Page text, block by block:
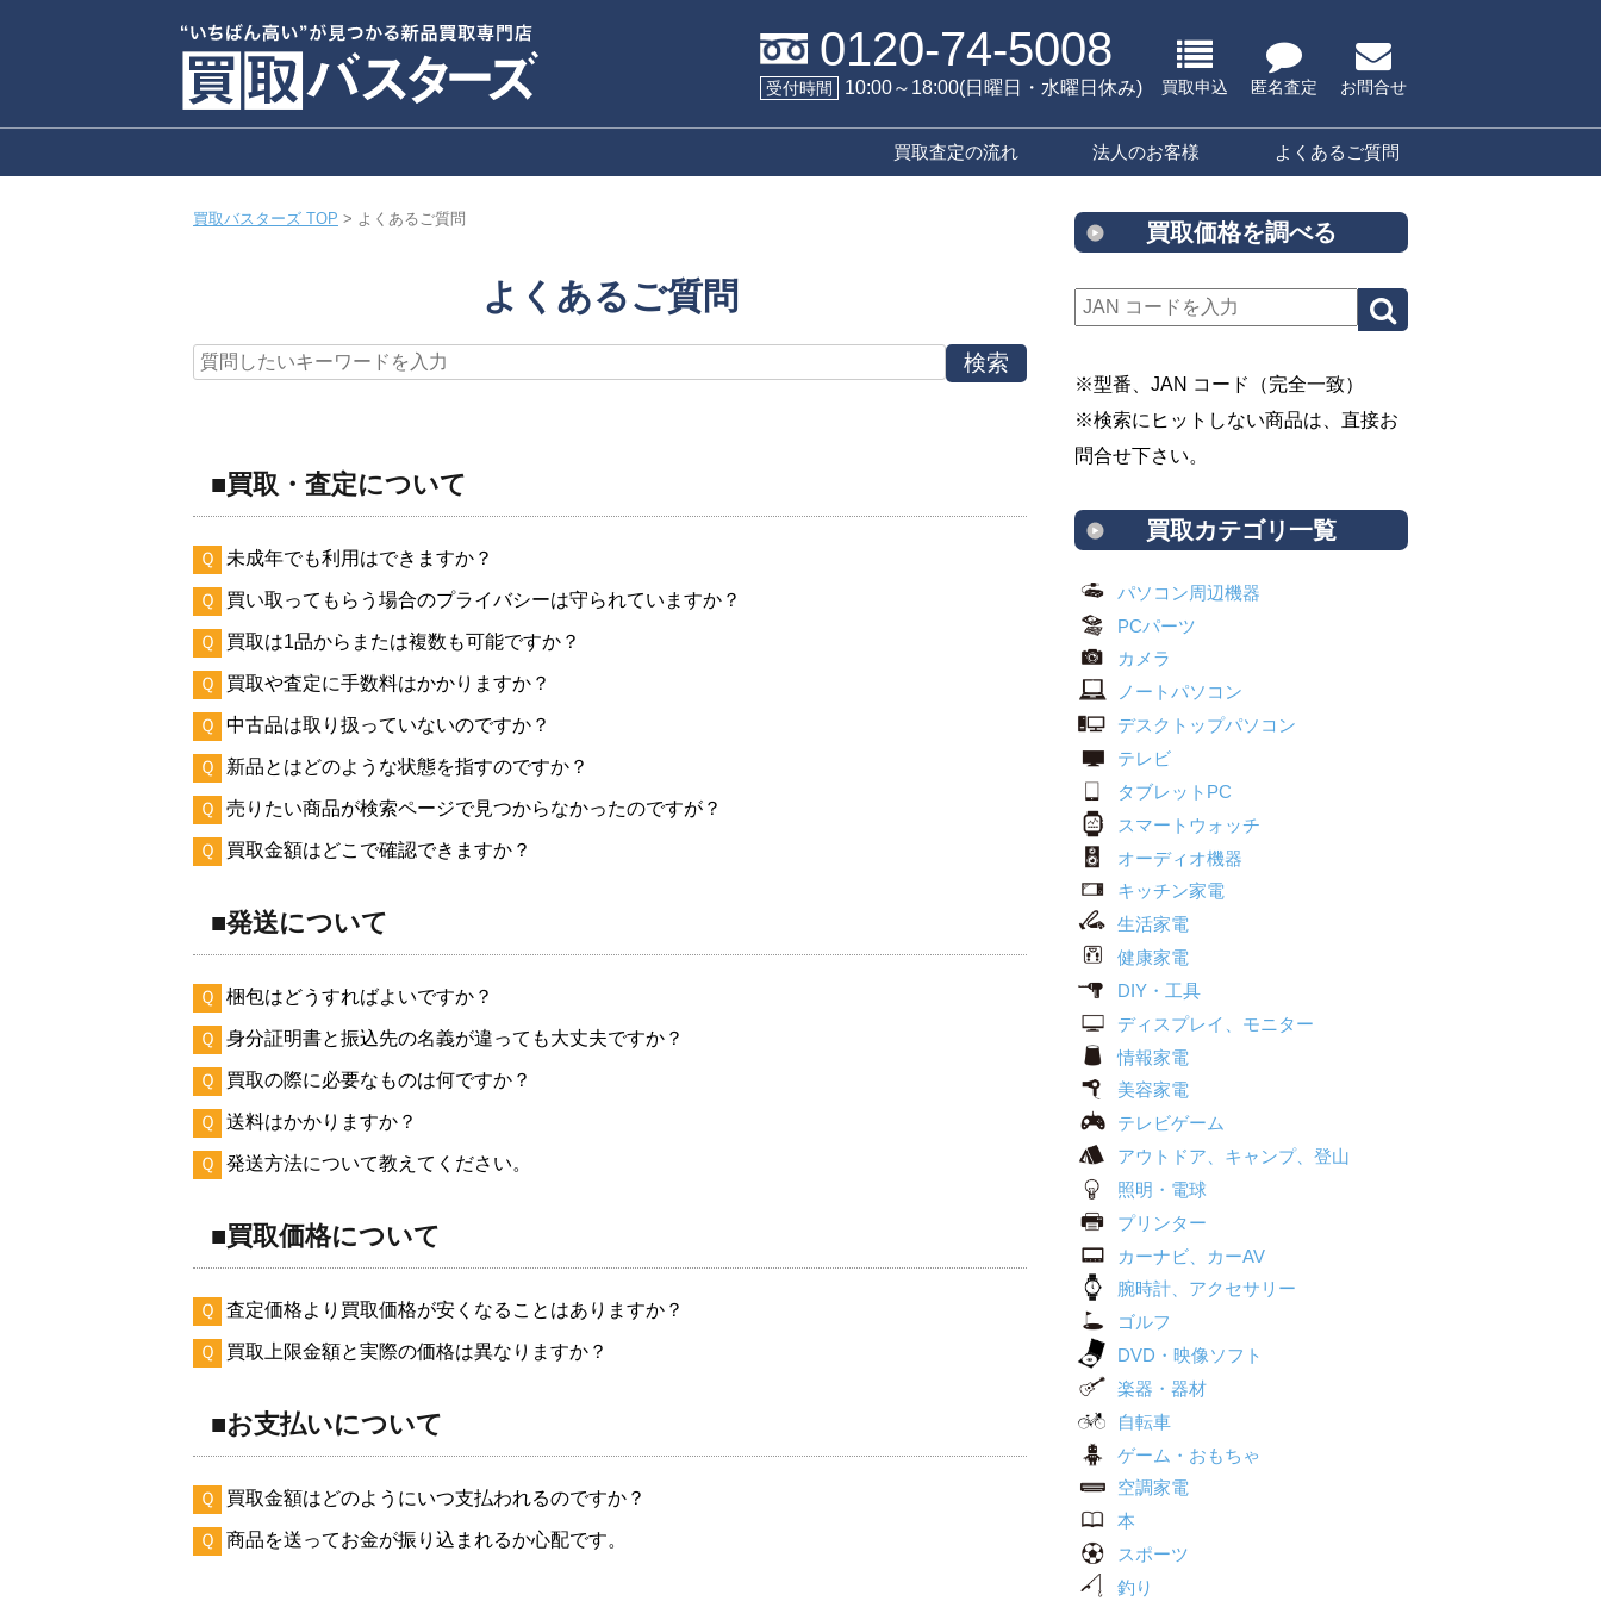
0120-74-5008
受付時間 10:00～18:00(日曜日・水曜日休み) 買取申込 匿名査定 お問合せ
買取査定の流れ 法人のお客様 よくあるご質問
買取バスターズ TOP > よくあるご質問
よくあるご質問
■買取・査定について
Ｑ 未成年でも利用はできますか？
Ｑ 買い取ってもらう場合のプライバシーは守られていますか？
Ｑ 買取は1品からまたは複数も可能ですか？
Ｑ 買取や査定に手数料はかかりますか？
Ｑ 中古品は取り扱っていないのですか？
Ｑ 新品とはどのような状態を指すのですか？
Ｑ 売りたい商品が検索ページで見つからなかったのですが？
Ｑ 買取金額はどこで確認できますか？
■発送について
Ｑ 梱包はどうすればよいですか？
Ｑ 身分証明書と振込先の名義が違っても大丈夫ですか？
Ｑ 買取の際に必要なものは何ですか？
Ｑ 送料はかかりますか？
Ｑ 発送方法について教えてください。
■買取価格について
Ｑ 査定価格より買取価格が安くなることはありますか？
Ｑ 買取上限金額と実際の価格は異なりますか？
■お支払いについて
Ｑ 買取金額はどのようにいつ支払われるのですか？
Ｑ 商品を送ってお金が振り込まれるか心配です。
買取価格を調べる
※型番、JAN コード（完全一致）
※検索にヒットしない商品は、直接お
問合せ下さい。
買取カテゴリ一覧
パソコン周辺機器
PCパーツ
カメラ
ノートパソコン
デスクトップパソコン
テレビ
タブレットPC
スマートウォッチ
オーディオ機器
キッチン家電
生活家電
健康家電
DIY・工具
ディスプレイ、モニター
情報家電
美容家電
テレビゲーム
アウトドア、キャンプ、登山
照明・電球
プリンター
カーナビ、カーAV
腕時計、アクセサリー
ゴルフ
DVD・映像ソフト
楽器・器材
自転車
ゲーム・おもちゃ
空調家電
本
スポーツ
釣り